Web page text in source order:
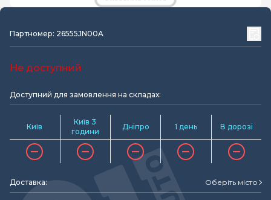
Партномер: 26555JN00A
Не доступний
Доступний для замовлення на складах:
Київ
Київ 3
години
Дніпро 1 день В дорозі
Доставка: Оберіть місто